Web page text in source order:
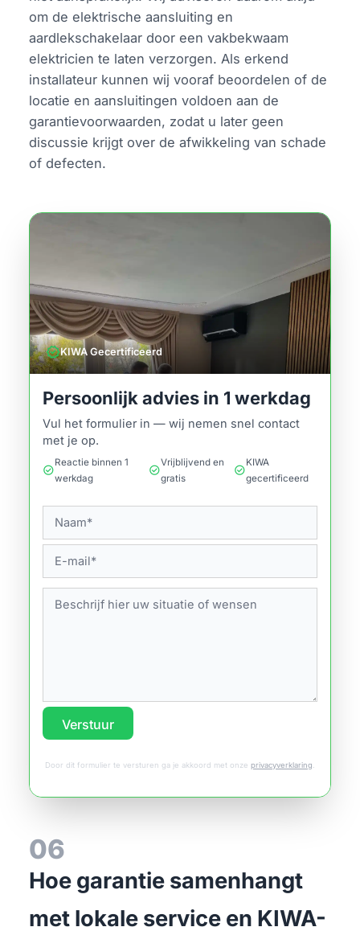
om de elektrische aansluiting en
aardlekschakelaar door een vakbekwaam
elektricien te laten verzorgen. Als erkend
installateur kunnen wij vooraf beoordelen of de
locatie en aansluitingen voldoen aan de
garantievoorwaarden, zodat u later geen
discussie krijgt over de afwikkeling van schade
of defecten.
verifiedKIWA Gecertificeerd
Persoonlijk advies in 1 werkdag
Vul het formulier in — wij nemen snel contact
met je op.
check_circle
Reactie binnen 1
werkdag
check_circle
Vrijblijvend en
gratis
check_circle
KIWA
gecertificeerd
Verstuur
Door dit formulier te versturen ga je akkoord met onze privacyverklaring
06
Hoe garantie samenhangt
met lokale service en KIWA-